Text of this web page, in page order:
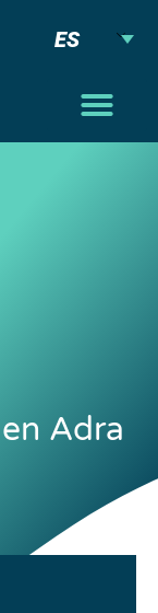
ES
Adra